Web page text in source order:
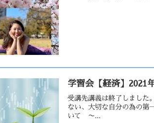
学習会【経済】2021
受講先講義は終了しました
ない、大切な自分の為の
いて 〜...